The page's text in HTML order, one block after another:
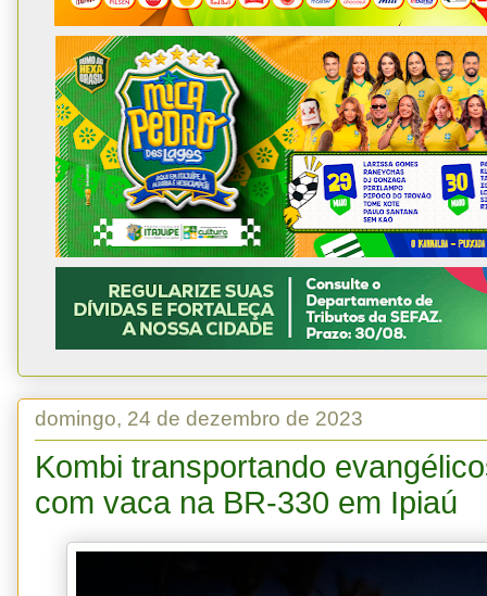
domingo, 24 de dezembro de 2023
Kombi transportando
com vaca na BR-330 em Ipiaú